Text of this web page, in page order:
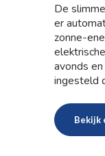
De
er
zonne-
avonds
ingesteld
Bekijk